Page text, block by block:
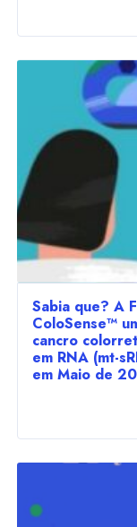
Sabia que? A
ColoSense™
cancro
em RNA (mt-
em Maio de